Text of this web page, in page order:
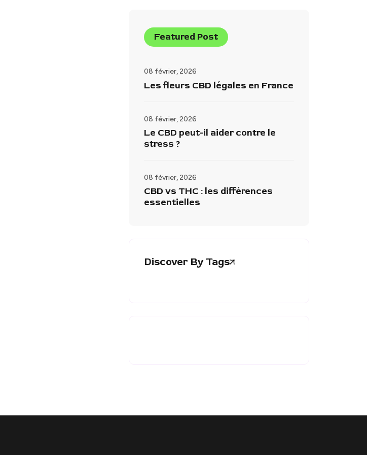
Featured Post
08 février, 2026
Les fleurs CBD légales en France
08 février, 2026
Le CBD peut-il aider contre le
stress ?
08 février, 2026
CBD vs THC : les différences
essentielles
Discover By Tags